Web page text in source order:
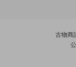
古物商